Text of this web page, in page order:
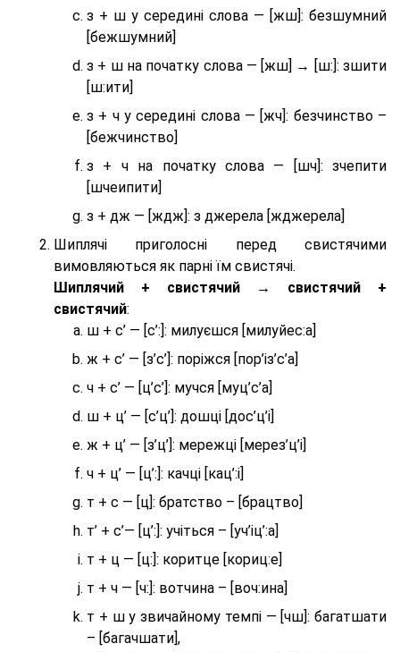
з + ш у середині слова — [жш]: безшумний
[бежшумний]
з + ш на початку слова — [жш] → [ш:]: зшити
[ш:ити]
з + ч у середині слова — [жч]: безчинство –
[бежчинство]
з + ч на початку слова — [шч]: зчепити
[шчеипити]
з + дж — [ждж]: з джерела [жджерела]
Шиплячі приголосні перед свистячими
вимовляються як парні їм свистячі.
Шиплячий + свистячий → свистячий +
свистячий:
ш + с’ — [с’:]: милуєшся [милуйес:а]
ж + с’ — [з’с’]: поріжся [пор’із’с’а]
ч + с’ — [ц’с’]: мучся [муц’с’а]
ш + ц’ — [с’ц’]: дошці [дос’ц’і]
ж + ц’ — [з’ц’]: мережці [мерез’ц’і]
ч + ц’ — [ц’:]: качці [кац’:і]
т + с — [ц]: братство – [брaцтво]
т’ + с’— [ц’:]: учіться – [уч’іц’:a]
т + ц — [ц:]: коритце [кориц:е]
т + ч — [ч:]: вотчина – [вoч:ина]
т + ш у звичайному темпі — [чш]: багатшати
– [багачшати],